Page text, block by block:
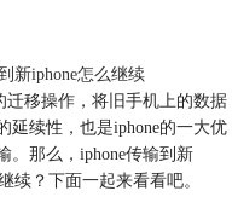
新iphone怎么继续
迁移操作，将旧手机上的数据
延续性，也是iphone的一大优
。那么，iphone传输到新
续？下面一起来看看吧。